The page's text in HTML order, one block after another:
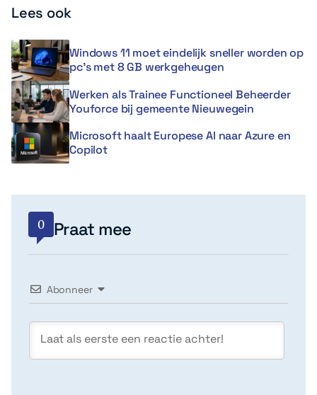
Lees ook
Windows 11 moet eindelijk sneller worden op
pc’s met 8 GB werkgeheugen
Werken als Trainee Functioneel Beheerder
Youforce bij gemeente Nieuwegein
Microsoft haalt Europese AI naar Azure en
Copilot
0 Praat mee
Abonneer